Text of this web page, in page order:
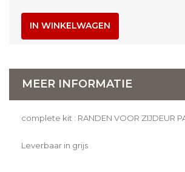
IN WINKELWAGEN
MEER INFORMATIE
complete kit : RANDEN VOOR ZIJDEUR
Leverbaar in grijs